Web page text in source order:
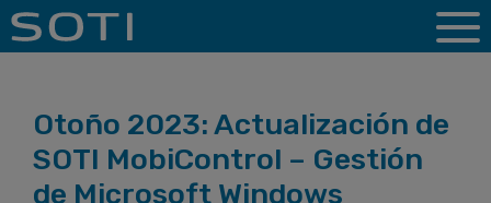
Otoño 2023: Actualización de
SOTI MobiControl – Gestión
de Microsoft Windows